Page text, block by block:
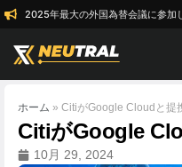
2025年最大の外国為替会議に参加
ホーム » CitiがGoogle Cloudと提
CitiがGoogle
10月 29, 2024